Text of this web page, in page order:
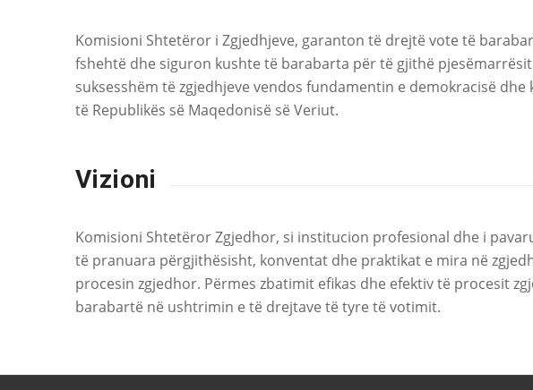
Komisioni Shtetëror i Zgjedhjeve, garanton të drejtë vote të
fshehtë dhe siguron kushte të barabarta për të gjithë
suksesshëm të zgjedhjeve vendos fundamentin e demokracisë
të Republikës së Maqedonisë së Veriut.
Vizioni
Komisioni Shtetëror Zgjedhor, si institucion profesional dhe i
të pranuara përgjithësisht, konventat dhe praktikat e mira në
procesin zgjedhor. Përmes zbatimit efikas dhe efektiv të procesit
barabartë në ushtrimin e të drejtave të tyre të votimit.